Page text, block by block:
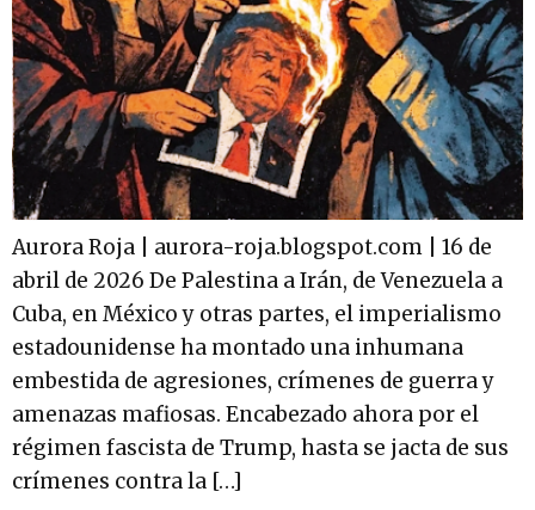
Aurora Roja | aurora-roja.blogspot.com | 16 de
abril de 2026 De Palestina a Irán, de Venezuela a
Cuba, en México y otras partes, el imperialismo
estadounidense ha montado una inhumana
embestida de agresiones, crímenes de guerra y
amenazas mafiosas. Encabezado ahora por el
régimen fascista de Trump, hasta se jacta de sus
crímenes contra la […]